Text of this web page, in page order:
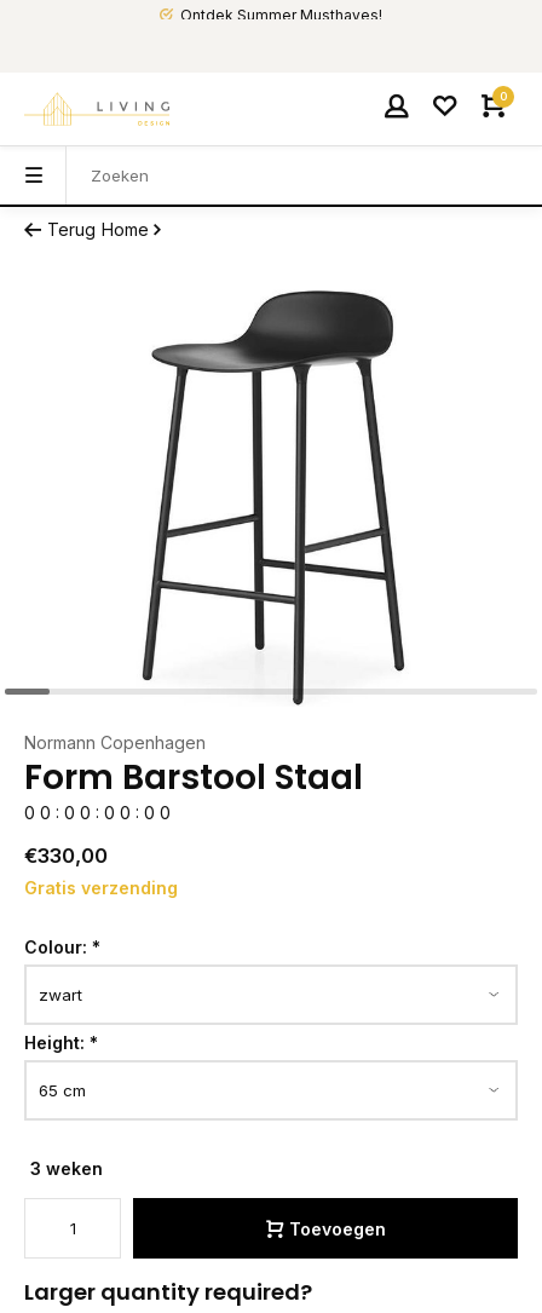
Ontdek Summer Musthaves!
0
Terug Home
Normann Copenhagen
Form Barstool Staal
0 0 : 0 0 : 0 0 : 0 0
€330,00
Gratis verzending
Colour: *
Height: *
3 weken
Toevoegen
Larger quantity required?